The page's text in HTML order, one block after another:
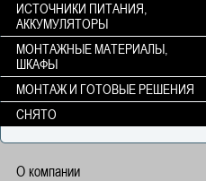
ИСТОЧНИКИ ПИТАНИЯ,
АККУМУЛЯТОРЫ
МОНТАЖНЫЕ МАТЕРИАЛЫ,
ШКАФЫ
МОНТАЖ И ГОТОВЫЕ РЕШЕНИЯ
СНЯТО
О компании